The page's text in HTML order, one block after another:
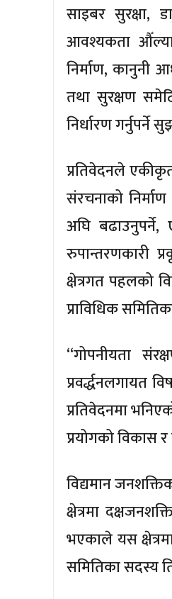
साइबर सुरक्षा,
आवश्यकता
निर्माण, कानुनी
तथा सुरक्षण
निर्धारण गर्नुपर्ने
प्रतिवेदनले
संरचनाको
अघि बढाउनुपर्ने,
रुपान्तरणकारी
क्षेत्रगत पहलको
प्राविधिक
“गोपनीयता
प्रवर्द्धनलगायत
प्रतिवेदनमा
प्रयोगको विकास र
विद्यमान
क्षेत्रमा
भएकाले यस
समितिका सदस्य